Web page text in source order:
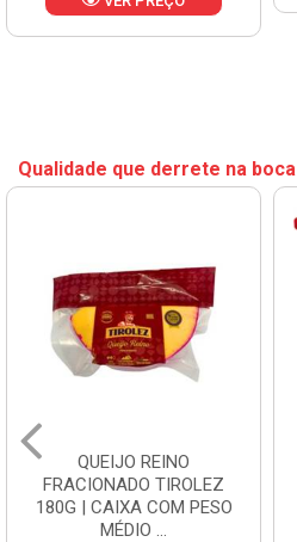
Qualidade que derrete na boca
QUEIJO REINO
FRACIONADO TIROLEZ
180G | CAIXA COM PESO
MÉDIO ...